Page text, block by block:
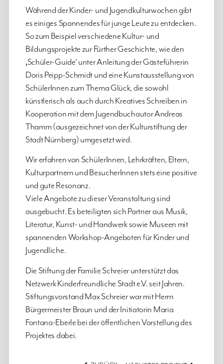
Während der Kinder- und Jugendkulturwochen gibt
es einiges Spannendes für junge Leute zu entdecken.
So zum Beispiel verschiedene Kultur- und
Bildungsprojekte zur Fürther Geschichte, wie den
‚Schüler-Guide‘ unter Anleitung der Gästeführerin
Doris Peipp-Schmidt und eine Kunstausstellung von
SchülerInnen zum Thema Glück, die sowohl
künstlerisch als auch durch Kreatives Schreiben in
Kooperation mit dem Jugendbuchautor Andreas
Thamm (ausgezeichnet von der Kulturstiftung der
Stadt Nürnberg) umgesetzt wird.
Wir erfahren von SchülerInnen, Lehrkräften, Eltern,
Kulturpartnern und BesucherInnen stets eine positive
und gute Resonanz.
Viele Angebote zu dieser Veranstaltung sind
ausgebucht. Es beteiligten sich Partner aus Musik,
Literatur, Kunst- und Handwerk sowie Museen mit
spannenden Workshop-Angeboten für Kinder und
Jugendliche.
Die Stiftung der Familie Schreier unterstützt das
Netzwerk Kinderfreundliche Stadt e.V. seit Jahren.
Stiftungsvorstand Max Schreier war mit Herrn
Bürgermeister Braun und der Initiatorin Maria
Fontana-Eberle bei der öffentlichen Vorstellung des
Projektes dabei.